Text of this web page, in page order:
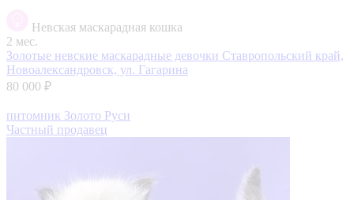
Невская маскарадная кошка
2 мес.
Золотые невские маскарадные девочки Ставропольский край,
Новоалександровск, ул. Гагарина
80 000 ₽
питомник Золото Руси
Частный продавец